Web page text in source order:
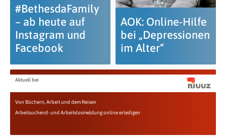
#BethesdaFamily
– ab heute auf
Instagram und
Facebook
AOK: Online-Hilfe
bei „Depressionen
im Alter“
Aktuell bei
Von Büchern, Arbeit und dem Reisen
Arbeitsuchend- und Arbeitslosmeldung online erledigen